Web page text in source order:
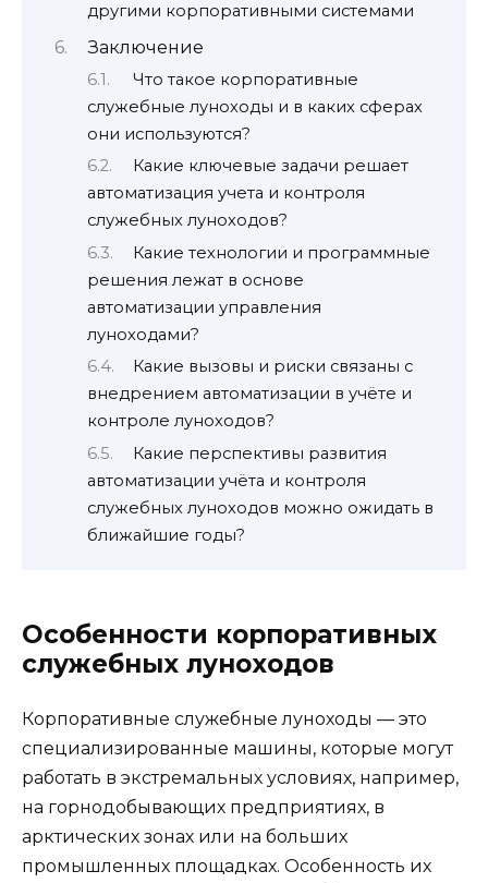
другими корпоративными системами
Заключение
Что такое корпоративные
служебные луноходы и в каких сферах
они используются?
Какие ключевые задачи решает
автоматизация учета и контроля
служебных луноходов?
Какие технологии и программные
решения лежат в основе
автоматизации управления
луноходами?
Какие вызовы и риски связаны с
внедрением автоматизации в учёте и
контроле луноходов?
Какие перспективы развития
автоматизации учёта и контроля
служебных луноходов можно ожидать в
ближайшие годы?
Особенности корпоративных
служебных луноходов
Корпоративные служебные луноходы — это
специализированные машины, которые могут
работать в экстремальных условиях, например,
на горнодобывающих предприятиях, в
арктических зонах или на больших
промышленных площадках. Особенность их